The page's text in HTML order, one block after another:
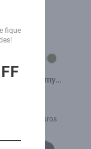
Field Army
Leg Preto
117,25 sem juros
fique